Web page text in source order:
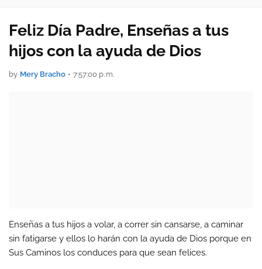
Feliz Día Padre, Enseñas a tus
hijos con la ayuda de Dios
by Mery Bracho • 7:57:00 p. m.
Enseñas a tus hijos a volar, a correr sin cansarse, a caminar
sin fatigarse y ellos lo harán con la ayuda de Dios porque en
Sus Caminos los conduces para que sean felices.